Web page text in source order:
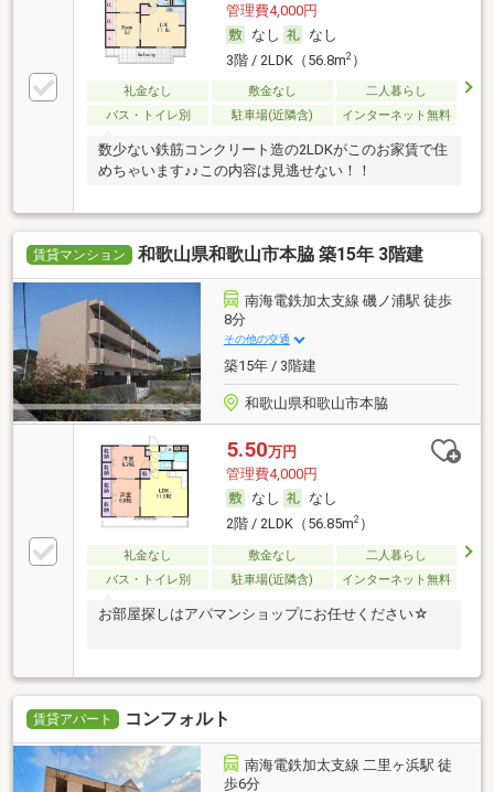
管理費4,000円
なし
なし
3階 / 2LDK（56.8m2）
礼金なし 敷金なし
二人暮らし
バス・トイレ別
駐車場(近隣含) インターネット無料
数少ない鉄筋コンクリート造の2LDKがこのお家賃で住
めちゃいます♪♪この内容は見逃せない！！
賃貸マンション 和歌山県和歌山市本脇 築15年 3階建
南海電鉄加太支線 磯ノ浦駅 徒歩
8分
その他の交通
築15年 / 3階建
和歌山県和歌山市本脇
5.50万円
管理費4,000円
なし
なし
2階 / 2LDK（56.85m2）
礼金なし 敷金なし
二人暮らし
バス・トイレ別
駐車場(近隣含) インターネット無料
お部屋探しはアパマンショップにお任せください☆
賃貸アパート コンフォルト
南海電鉄加太支線 二里ヶ浜駅 徒
歩6分